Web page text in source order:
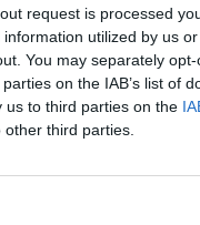
request is processed
utilized by us
You may separately
on the IAB’s list of
us to third parties on the
third parties.